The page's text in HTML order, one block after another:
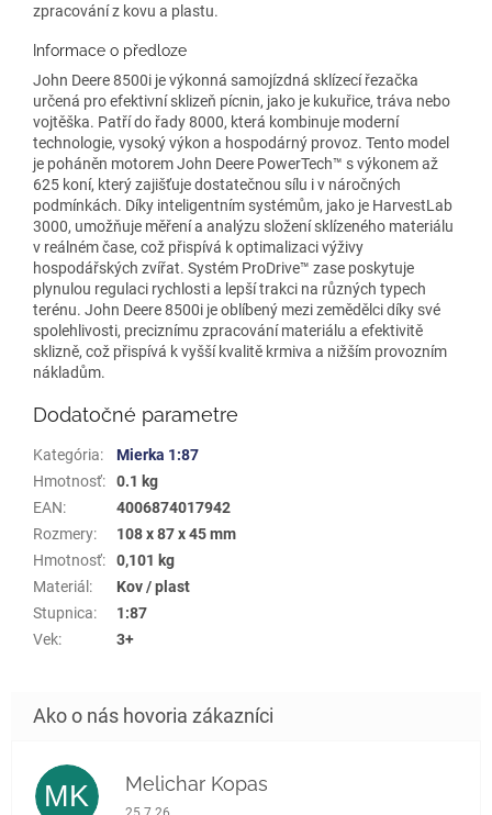
zpracování z kovu a plastu.
Informace o předloze
John Deere 8500i je výkonná samojízdná sklízecí řezačka
určená pro efektivní sklizeň pícnin, jako je kukuřice, tráva nebo
vojtěška. Patří do řady 8000, která kombinuje moderní
technologie, vysoký výkon a hospodárný provoz. Tento model
je poháněn motorem John Deere PowerTech™ s výkonem až
625 koní, který zajišťuje dostatečnou sílu i v náročných
podmínkách. Díky inteligentním systémům, jako je HarvestLab
3000, umožňuje měření a analýzu složení sklízeného materiálu
v reálném čase, což přispívá k optimalizaci výživy
hospodářských zvířat. Systém ProDrive™ zase poskytuje
plynulou regulaci rychlosti a lepší trakci na různých typech
terénu. John Deere 8500i je oblíbený mezi zemědělci díky své
spolehlivosti, preciznímu zpracování materiálu a efektivitě
sklizně, což přispívá k vyšší kvalitě krmiva a nižším provozním
nákladům.
Dodatočné parametre
Kategória:
Mierka 1:87
Hmotnosť:
0.1 kg
EAN:
4006874017942
Rozmery:
108 x 87 x 45 mm
Hmotnosť:
0,101 kg
Materiál:
Kov / plast
Stupnica:
1:87
Vek: 3+
MK Melichar Kopas
Hodnotenie obchodu je 5 z 5 hviezdičiek.